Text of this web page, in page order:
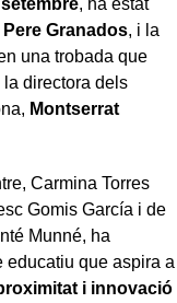
Pere Granados, i la
una trobada que
directora dels
Montserrat
Carmina Torres
Gomis García i de
Munné, ha
educatiu que aspira a
i innovació